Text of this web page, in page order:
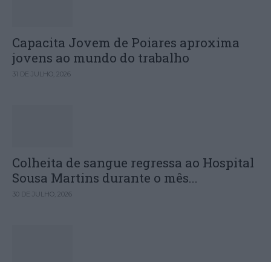
Capacita Jovem de Poiares aproxima
jovens ao mundo do trabalho
31 DE JULHO, 2026
Colheita de sangue regressa ao Hospital
Sousa Martins durante o mês...
30 DE JULHO, 2026